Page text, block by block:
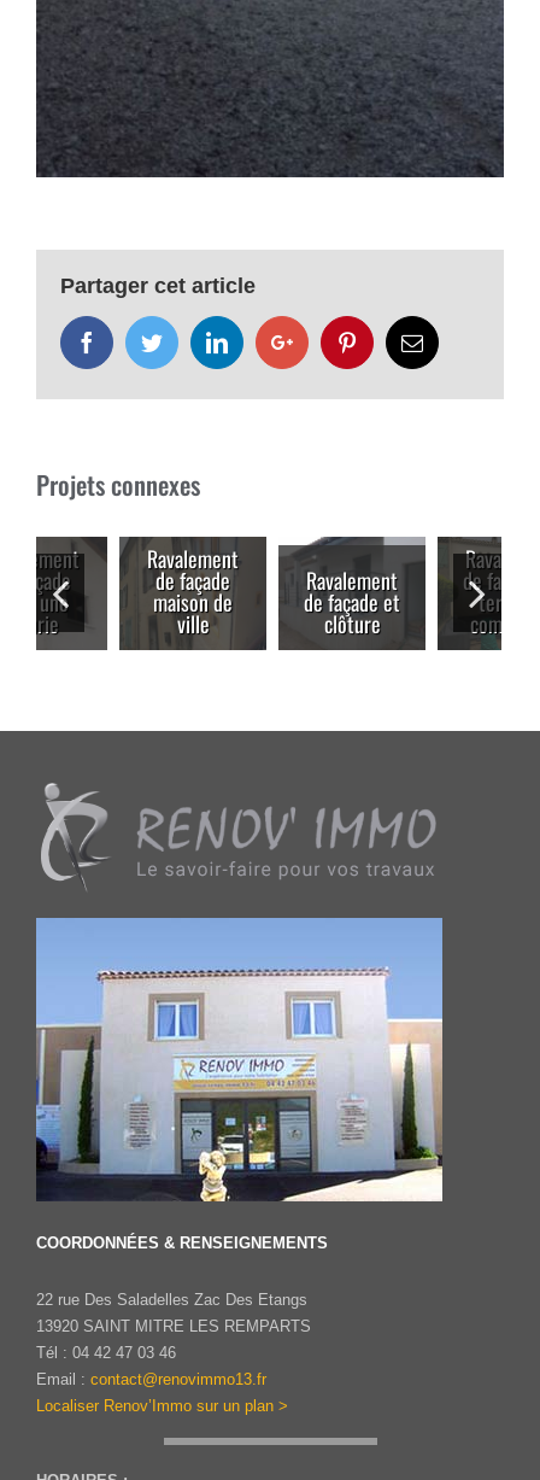
Partager cet article
FacebookTwitterLinkedInGoogle+ PinterestEmail
Projets connexes
Ravalement
de façade
maison de
ville
Ravalement
de façade et
Ravalement
de façade et
terrasse
composite
COORDONNÉES & RENSEIGNEMENTS
22 rue Des Saladelles Zac Des Etangs
13920 SAINT MITRE LES REMPARTS
Tél : 04 42 47 03 46
Email : contact@renovimmo13.fr
Localiser Renov’Immo sur un plan >